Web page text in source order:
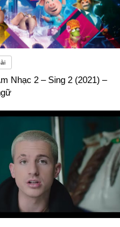
Nhạc 2 – Sing 2 (2021) –